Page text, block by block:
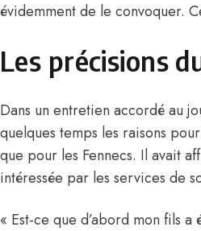
évidemment de le convoquer.
Les précisions
Dans un entretien accordé au
quelques temps les raisons
que pour les Fennecs. Il avait
intéressée par les services de
« Est-ce que d’abord mon fils